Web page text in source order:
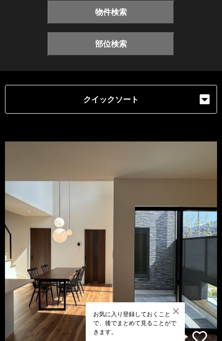
物件検索
部位検索
クイックソート
お気に入り登録しておくこと
で、後でまとめて見ることがで
きます。